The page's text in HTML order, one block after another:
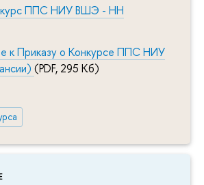
ППС НИУ ВШЭ - НН
к Приказу о Конкурсе ППС НИУ
(PDF, 295 Кб)